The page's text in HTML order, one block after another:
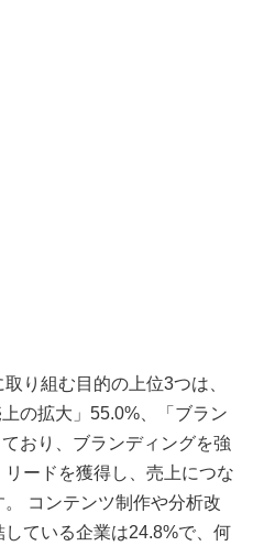
り組む目的の上位3つは、
の拡大」55.0%、「ブラン
おり、ブランディングを強
ードを獲得し、売上につな
コンテンツ制作や分析改
ている企業は24.8%で、何